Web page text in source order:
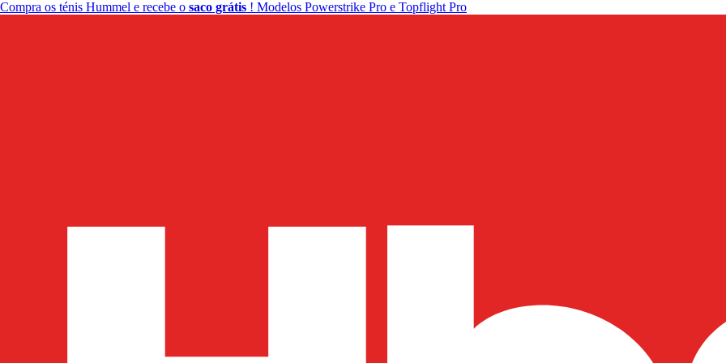
Compra os ténis Hummel e recebe o saco grátis ! Modelos Powerstrike Pro e Topflight Pro